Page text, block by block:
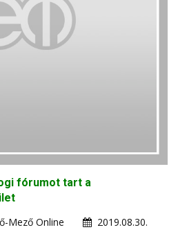
fórumot tart a
Mező Online
2019.08.30.